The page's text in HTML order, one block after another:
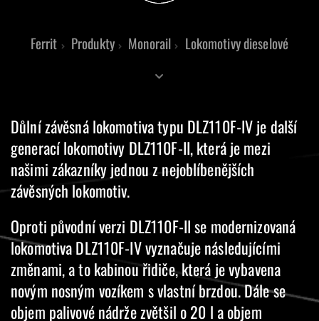
Ferrit Produkty Monorail Lokomotivy dieselové
Důlní závěsná lokomotiva typu DLZ110F-IV je další
generací lokomotivy DLZ110F-II, která je mezi
našimi zákazníky jednou z nejoblíbenějších
závěsných lokomotiv.
Oproti původní verzi DLZ110F-II se modernizovaná
lokomotiva DLZ110F-IV vyznačuje následujícími
změnami, a to kabinou řidiče, která je vybavena
novým nosným vozíkem s vlastní brzdou. Dále se
objem palivové nádrže zvětšil o 20 l a objem